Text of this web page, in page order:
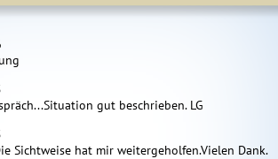
gut beschrieben. LG
Sichtweise hat mir weitergeholfen.Vielen Dank.